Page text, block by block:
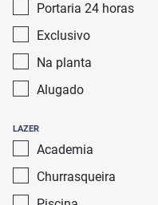
Portaria 24 horas
Exclusivo
Na planta
Alugado
LAZER
Academia
Churrasqueira